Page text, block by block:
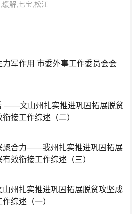
缓解,七宝,松江
力军作用 市委外事工作委员会会
——文山州扎实推进巩固拓展脱贫
接工作综述（二）
聚合力——我州扎实推进巩固拓展
效衔接工作综述（三）
州扎实推进巩固拓展脱贫攻坚成
综述（一）